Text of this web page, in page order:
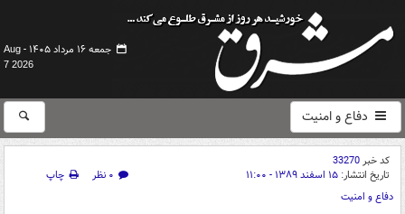
جمعه ۱۶ مرداد ۱۴۰۵ -
Aug
7 2026
دفاع و امنیت
کد خبر33270
تاریخ انتشار: ۱۵ اسفند ۱۳۸۹ - ۱۱:۰۰ ۰ نظر
چاپ
دفاع و امنیت